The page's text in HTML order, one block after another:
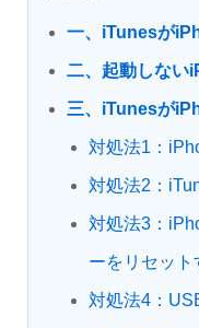
一、iTunesが
二、起動しない
三、iTunesが
対処法1：
対処法2：
対処法3：
ーをリセット
対処法4：